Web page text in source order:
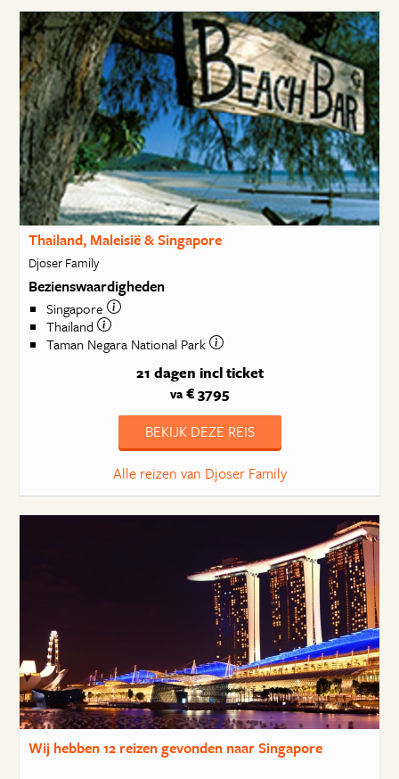
Thailand, Maleisië & Singapore
Djoser Family
Bezienswaardigheden
Singapore
Thailand
Taman Negara National Park
21 dagen incl ticket
va € 3795
BEKIJK DEZE REIS
Alle reizen van Djoser Family
Wij hebben12 reizengevonden naar Singapore